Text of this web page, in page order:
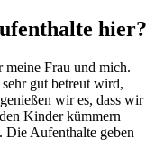
hier?
meine Frau und mich.
gut betreut wird,
wir es, dass wir
Kinder kümmern
Aufenthalte geben